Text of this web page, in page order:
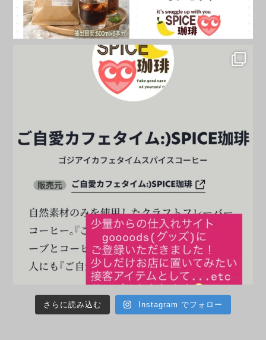
さらに読み込む Instagram でフォロー